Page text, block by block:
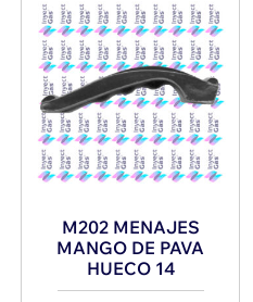
M202 MENAJES
MANGO DE PAVA
HUECO 14